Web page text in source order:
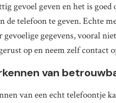
gevoel geven en het is
de telefoon te geven. Echte
gevoelige gegevens, vooral
op en neem zelf
van
van een echt telefoontje